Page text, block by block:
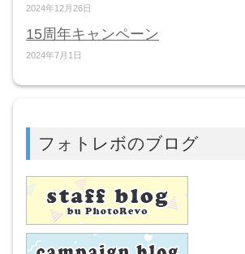
2024年12月26日
15周年キャンペーン
2024年7月1日
フォトレボのブログ